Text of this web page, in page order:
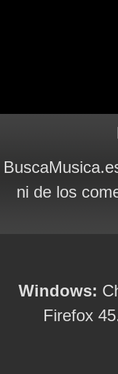
ni de los
Windows:
Firefox